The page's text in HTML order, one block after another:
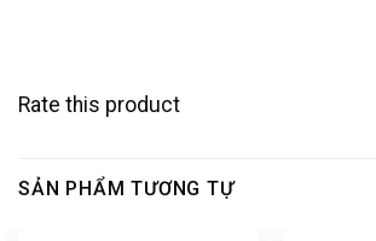
Rate this product
SẢN PHẨM TƯƠNG TỰ